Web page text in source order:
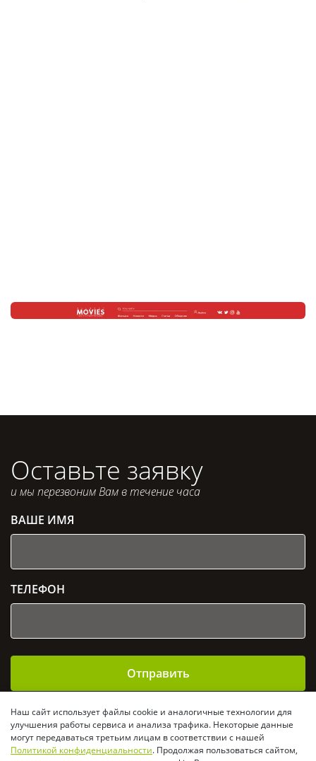
Оставьте заявку
и мы перезвоним Вам в течение часа
ВАШЕ ИМЯ
ТЕЛЕФОН
Отправить
Отправляя заявку, Вы даете согласие наобработку
персональных данныхи подтверждаете своё согласие
сполитикой конфиденциальности
Наш сайт использует файлы cookie и аналогичные технологии для
улучшения работы сервиса и анализа трафика. Некоторые данные
могут передаваться третьим лицам в соответствии с нашей
Политикой конфиденциальности. Продолжая пользоваться сайтом,